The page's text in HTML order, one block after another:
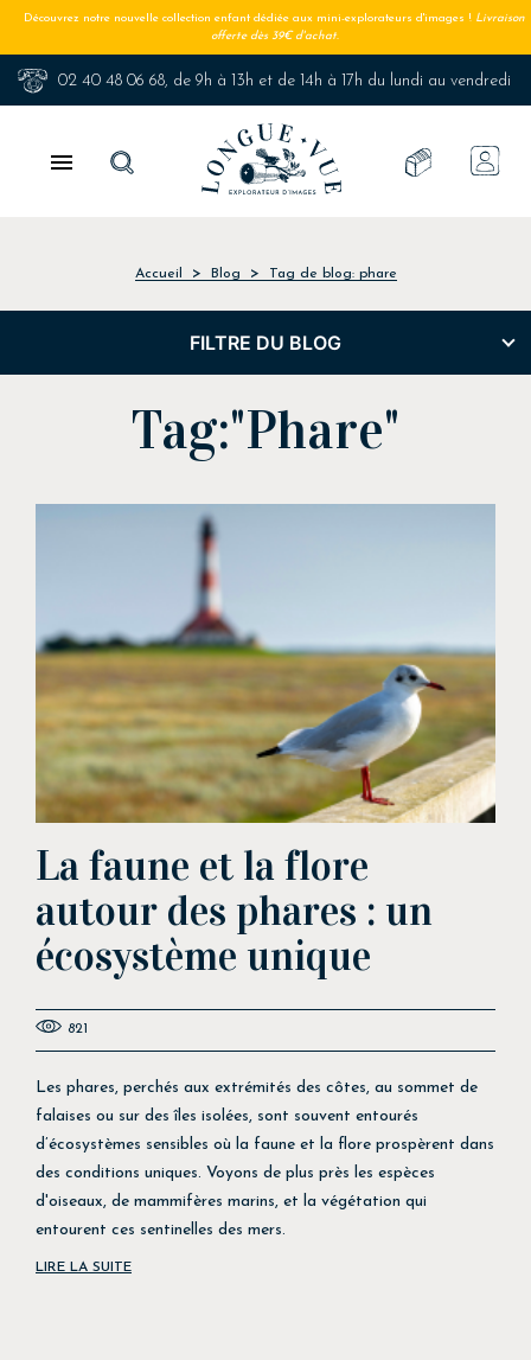
Découvrez notre nouvelle collection enfant dédiée aux mini-explorateurs d'images ! Livraison
offerte dès 39€ d'achat.
02 40 48 06 68, de 9h à 13h et de 14h à 17h du lundi au vendredi

Accueil Blog Tag de blog: phare
FILTRE DU BLOG
Tag:"Phare"
La faune et la flore
autour des phares : un
écosystème unique
821
Les phares, perchés aux extrémités des côtes, au sommet de
falaises ou sur des îles isolées, sont souvent entourés
d’écosystèmes sensibles où la faune et la flore prospèrent dans
des conditions uniques. Voyons de plus près les espèces
d'oiseaux, de mammifères marins, et la végétation qui
entourent ces sentinelles des mers.
LIRE LA SUITE